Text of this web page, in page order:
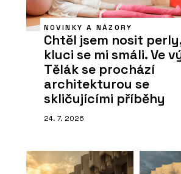
NOVINKY A NÁZORY
Chtěl jsem nosit
kluci se mi smáli. Ve
Tělák se prochází
architekturou se
skličujícími příběhy
24. 7. 2026